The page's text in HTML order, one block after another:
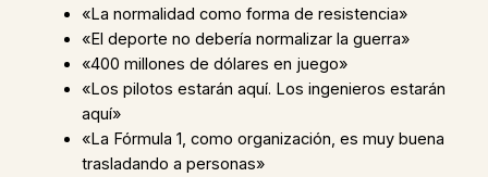
«La normalidad como forma de resistencia»
«El deporte no debería normalizar la guerra»
«400 millones de dólares en juego»
«Los pilotos estarán aquí. Los ingenieros estarán
aquí»
«La Fórmula 1, como organización, es muy buena
trasladando a personas»